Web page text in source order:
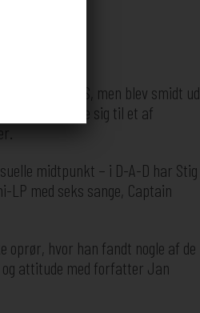
bag ADS, men blev smidt ud
siden vokse sig til et af
midtpunkt – i D-A-D har Stig
LP med seks sange, Captain
hvor han fandt nogle af de
og attitude med forfatter Jan